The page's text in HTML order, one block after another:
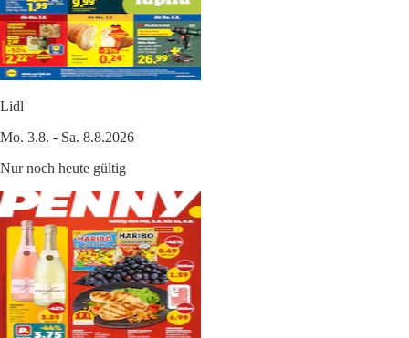
Lidl
Mo. 3.8. - Sa. 8.8.2026
Nur noch heute gültig